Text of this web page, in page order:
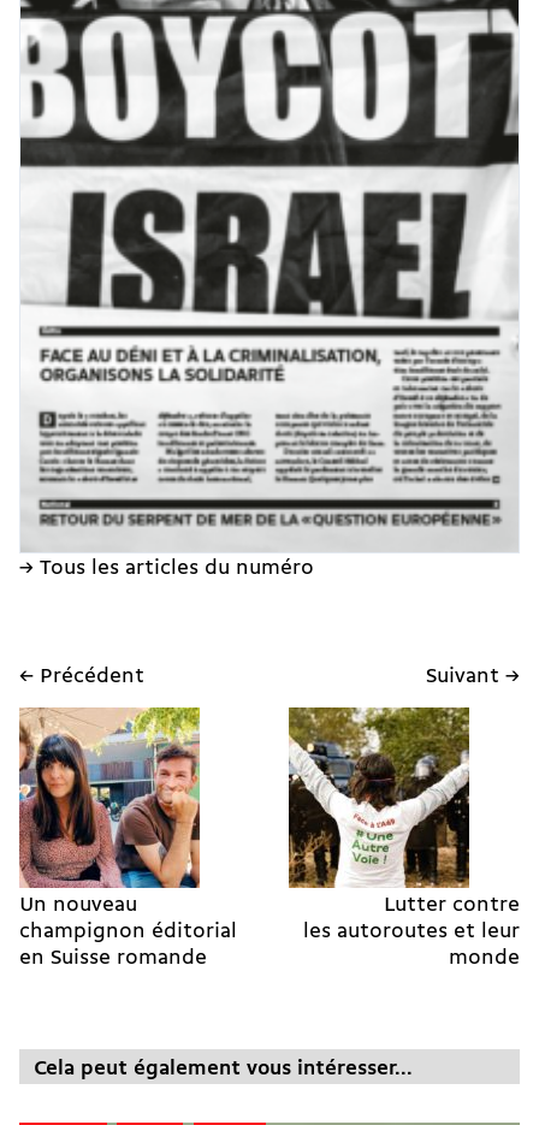
→ Tous les articles du numéro
← Précédent
Un nouveau
champignon éditorial
en Suisse romande
Suivant →
Lutter contre
les autoroutes et leur
monde
Cela peut également vous intéresser...